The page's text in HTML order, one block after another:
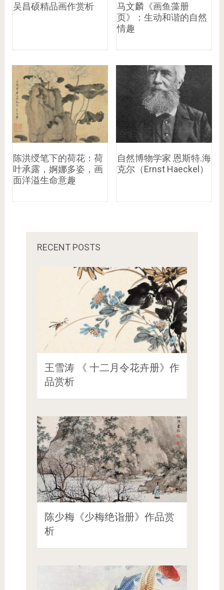
吴昌硕精品画作赏析
马文麟《画鱼藻册
页》：生动和谐的自然
情趣
陈洪绶笔下的荷花：荷
叶承露，婀娜多姿，画
面洋溢生命意趣
自然博物学家 恩斯特.海
克尔（Ernst Haeckel）
RECENT POSTS
王雪涛 《 十二月令花卉册》作
品赏析
陈少梅《少梅绝诣册》作品赏
析